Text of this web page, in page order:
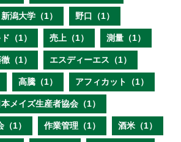
新潟大学（1） 野口（1）
（1） 売上（1） 測量（1）
（1） エスディーエス（1）
高騰（1） アフィカット（1）
本メイズ生産者協会（1）
1） 作業管理（1） 酒米（1）